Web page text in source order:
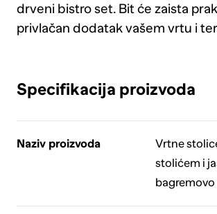
drveni bistro set. Bit će zaista
privlačan dodatak vašem vrtu i
Specifikacija proizvoda
Naziv proizvoda
Vrtne
stolićem i
bagremovo